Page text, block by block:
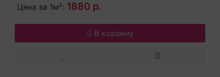
Цена за 1м²: 1880 р.
В корзину